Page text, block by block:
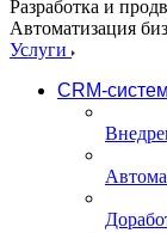
Разработка и
Автоматизация
Услуги
CRM-